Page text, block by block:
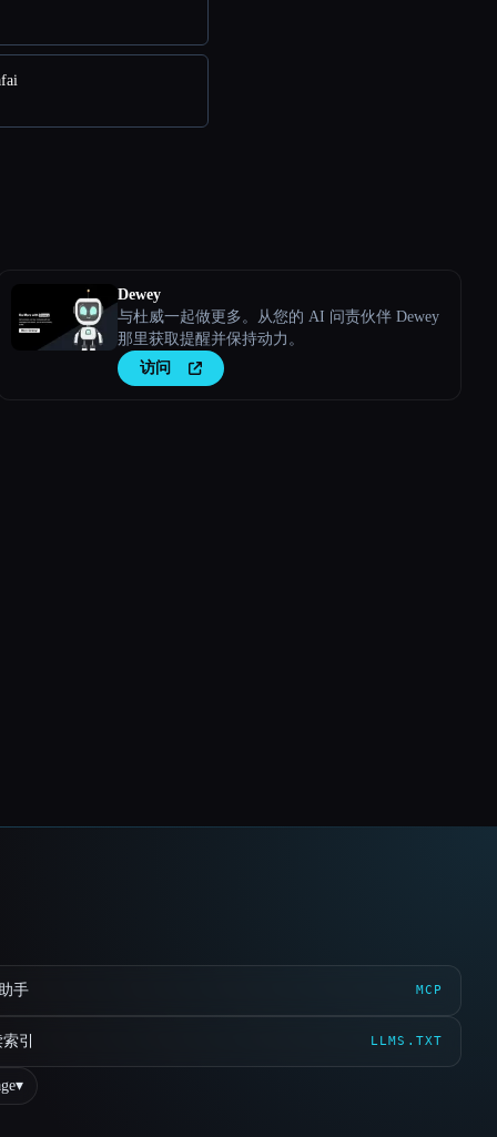
Dewey
与杜威一起做更多。从您的 AI 问责伙伴 Dewey
那里获取提醒并保持动力。
访问
手 MCP
引 LLMS.TXT
▾